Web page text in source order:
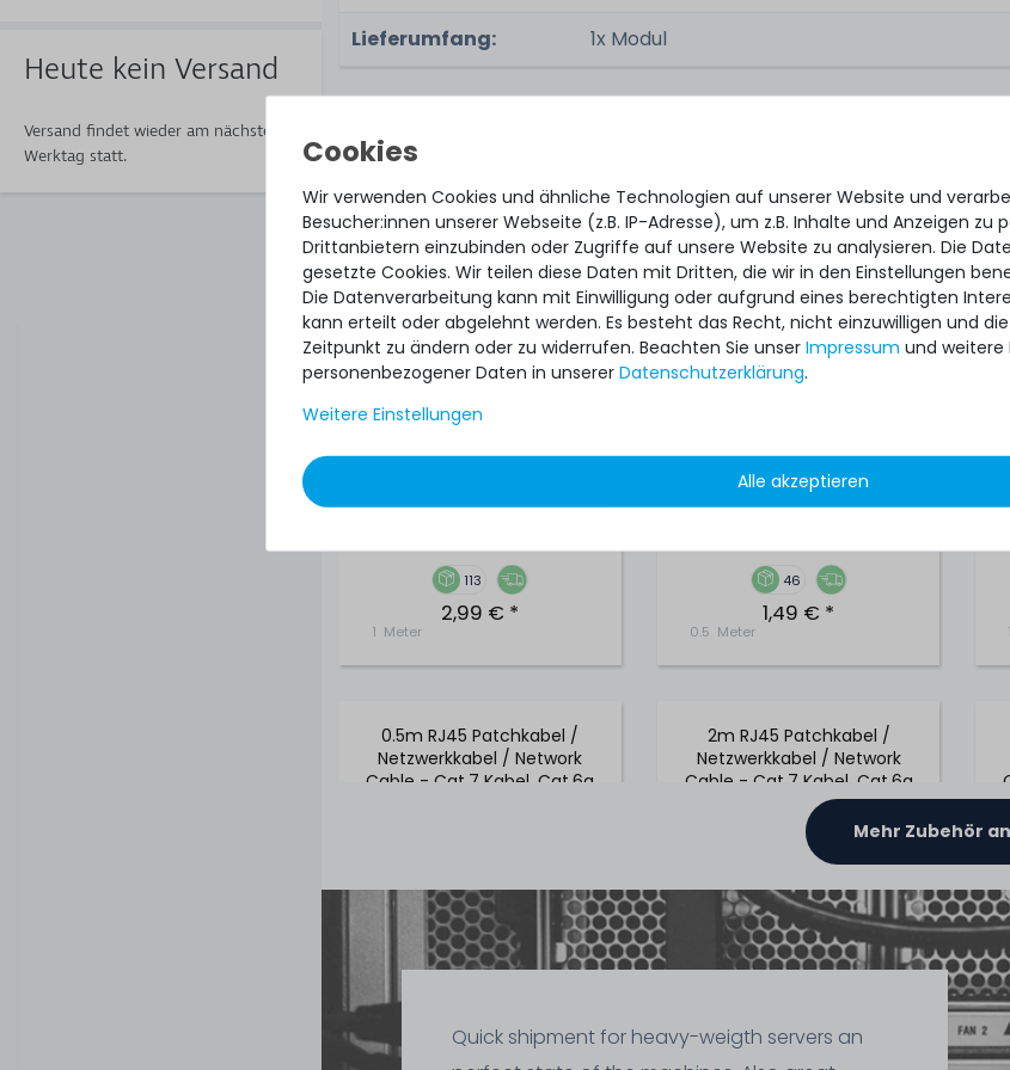
Heute kein Versand
Versand findet wieder am nächsten
Werktag statt.
Lieferumfang:
1x Modul
Zubehör & Ersatzteile
1m RJ45 Patchkabel /
Netzwerkkabel / Network
Cable - Cat.7 Kabel, Cat.6a
Stecker - Blau
113
2,99 € *
1 Meter
0.5m RJ45 Patchkabel /
Netzwerkkabel / Network
Cable - Cat.7 Kabel, Cat.6a
Stecker - Grün
46
1,49 € *
0.5 Meter 1
0.5m RJ45 Patchkabel /
Netzwerkkabel / Network
Cable - Cat.7 Kabel, Cat.6a
2m RJ45 Patchkabel /
Netzwerkkabel / Network
Cable - Cat.7 Kabel, Cat.6a
Stecker - Schwarz
Mehr Zubehör
Quick shipment for heavy-weigth servers an
Wir verwenden Cookies und ähnliche Technologien auf unserer Website und
Besucher:innen unserer Webseite (z.B. IP-Adresse), um z.B. Inhalte und Anzeigen zu
Drittanbietern einzubinden oder Zugriffe auf unsere Website zu analysieren. Die
gesetzte Cookies. Wir teilen diese Daten mit Dritten, die wir in den Einstellungen
Die Datenverarbeitung kann mit Einwilligung oder aufgrund eines berechtigten
kann erteilt oder abgelehnt werden. Es besteht das Recht, nicht einzuwilligen und
Zeitpunkt zu ändern oder zu widerrufen. Beachten Sie unser Impressum und weitere
personenbezogener Daten in unserer Daten­schutz­erklärung.
Weitere Einstellungen
Alle akzeptieren